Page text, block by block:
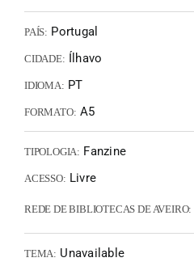
PAÍS: Portugal
CIDADE: Ílhavo
IDIOMA: PT
FORMATO: A5
TIPOLOGIA: Fanzine
ACESSO: Livre
REDE DE BIBLIOTECAS DE AVEIRO:
TEMA: Unavailable